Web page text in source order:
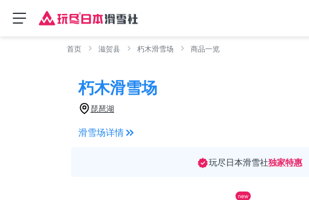
首页 滋贺县 朽木滑雪场 商品一览
朽木滑雪场
琵琶湖
滑雪场详情
玩尽日本滑雪社独家特惠